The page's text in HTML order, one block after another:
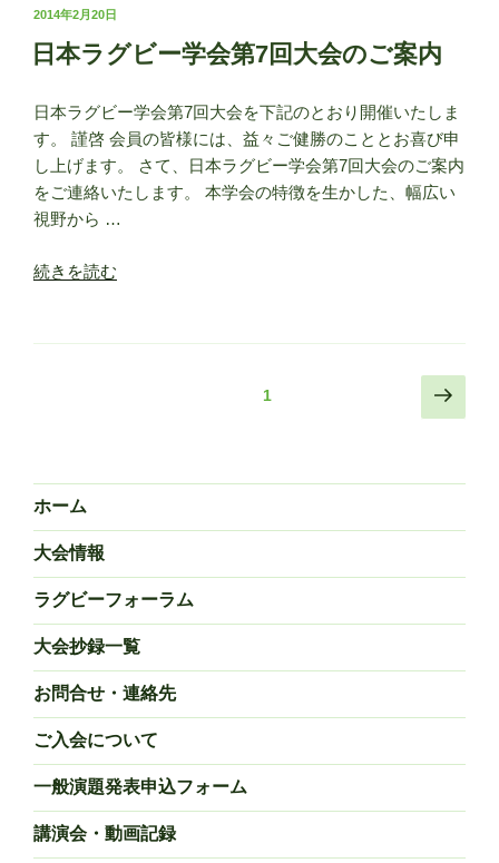
内”
の
グ
ビ
ー
会
第
8
回
大
の
投
日:
2014年2月20日
日本ラグビー学会第7回大会のご案内
日本ラグビー学会第7回大会を下記のとおり開催いたしま
す。 謹啓 会員の皆様には、益々ご健勝のこととお喜び申
し上げます。 さて、日本ラグビー学会第7回大会のご案内
をご連絡いたします。 本学会の特徴を生かした、幅広い
視野から …
“日
グ
第
7
回
大
会
ご
案
内”
の
続きを読む
ペ
ー
ジ
送
り
固定ページ1
次
の
ホーム
大会情報
ラグビーフォーラム
大会抄録一覧
お問合せ・連絡先
ご入会について
一般演題発表申込フォーム
講演会・動画記録